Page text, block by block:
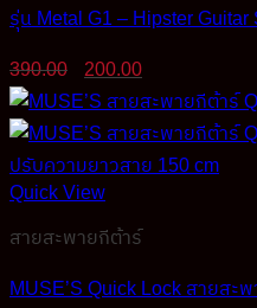
รุ่น Metal G1 – Hipster Guitar
390.00
Original
price
was:
390.00฿.
200.00
is:
200.00฿.
Quick View
สายสะพายกีต้าร์
MUSE’S Quick Lock สายสะ